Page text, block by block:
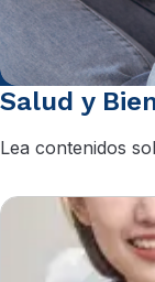
Salud y
Lea contenidos